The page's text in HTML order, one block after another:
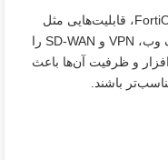
به‌طور خلاصه، هر دو مدل با پشتیبانی از FortiOS، قابلیت‌هایی مثل
IPS، کنترل اپلیکیشن، ضدبدافزار، فیلترینگ وب، VPN و SD-WAN را
و ظرفیت آن‌ها باعث
باشند.